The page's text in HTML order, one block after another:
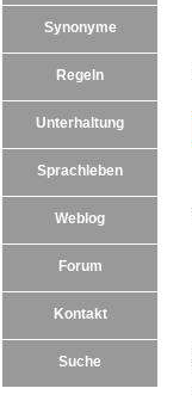
Synonyme
Regeln
Unterhaltung
Sprachleben
Weblog
Forum
Kontakt
Suche